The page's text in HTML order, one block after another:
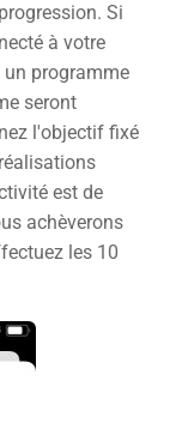
Si
à votre
programme
seront
l'objectif fixé
est de
achèverons
les 10